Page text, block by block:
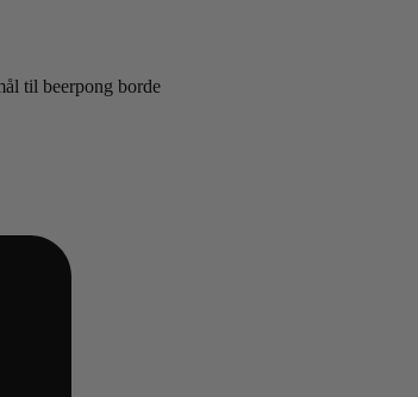
til beerpong borde